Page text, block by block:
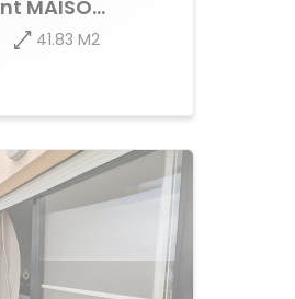
Achat Appartement MAISON BLANCHE
41.83 M2